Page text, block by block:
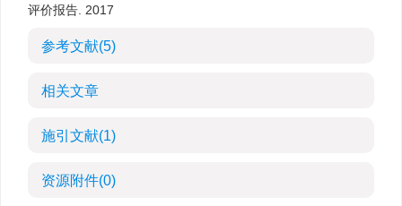
评价报告. 2017
参考文献(5)
相关文章
施引文献(1)
资源附件(0)